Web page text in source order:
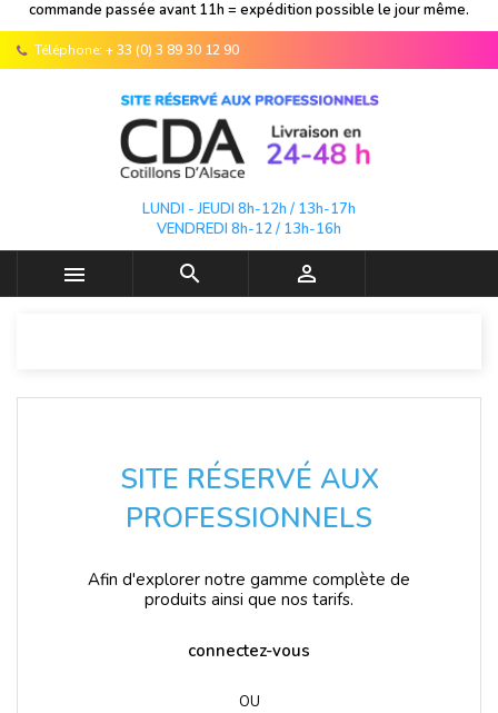
commande passée avant 11h = expédition possible le jour même.
Téléphone: + 33 (0) 3 89 30 12 90
LUNDI - JEUDI 8h-12h / 13h-17h
VENDREDI 8h-12 / 13h-16h
  
SITE RÉSERVÉ AUX
PROFESSIONNELS
Afin d'explorer notre gamme complète de
produits ainsi que nos tarifs.
connectez-vous
OU